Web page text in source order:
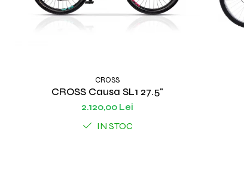
CROSS
CROSS Causa SL1 27.5"
2.120,00 Lei
IN STOC